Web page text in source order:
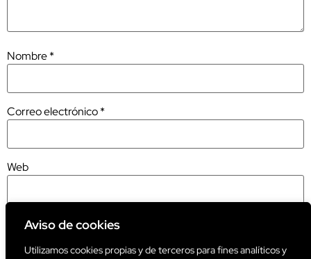
Aviso de cookies
Utilizamos cookies propias y de terceros para fines analíticos y
Nombre*
Correo electrónico*
Web